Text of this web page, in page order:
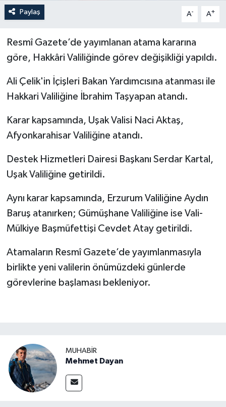
Paylaş A- A+
Resmî Gazete’de yayımlanan atama kararına
göre, Hakkâri Valiliğinde görev değişikliği yapıldı.
Ali Çelik'in İçişleri Bakan Yardımcısına atanması ile
Hakkari Valiliğine İbrahim Taşyapan atandı.
Karar kapsamında, Uşak Valisi Naci Aktaş,
Afyonkarahisar Valiliğine atandı.
Destek Hizmetleri Dairesi Başkanı Serdar Kartal,
Uşak Valiliğine getirildi.
Aynı karar kapsamında, Erzurum Valiliğine Aydın
Baruş atanırken; Gümüşhane Valiliğine ise Vali-
Mülkiye Başmüfettişi Cevdet Atay getirildi.
Atamaların Resmî Gazete’de yayımlanmasıyla
birlikte yeni valilerin önümüzdeki günlerde
görevlerine başlaması bekleniyor.
MUHABIR
Mehmet Dayan